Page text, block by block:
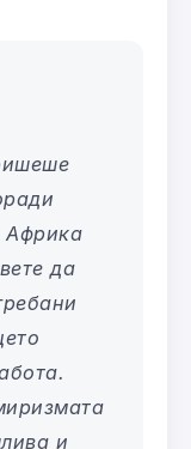
Африка
да
и